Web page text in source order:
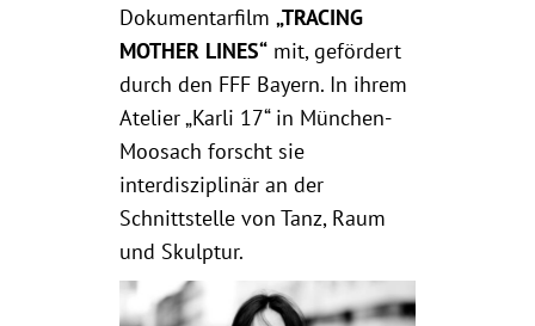
Dokumentarfilm „TRACING
MOTHER LINES“ mit, gefördert
durch den FFF Bayern. In ihrem
Atelier „Karli 17“ in München-
Moosach forscht sie
interdisziplinär an der
Schnittstelle von Tanz, Raum
und Skulptur.